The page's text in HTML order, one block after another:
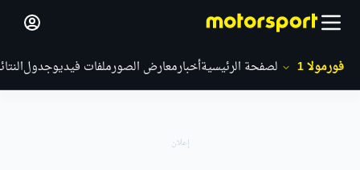
فورمولا 1 الصفحة الرئيسيةأخبارمعارض الصورملفات فيديوجدول